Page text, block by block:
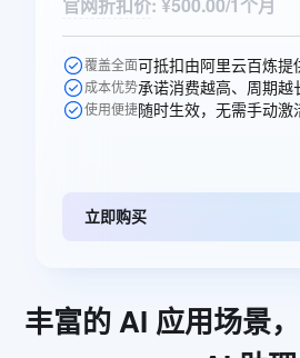
覆盖全面
成本优势
使用便捷
立即购买
丰富的AI 应用场景